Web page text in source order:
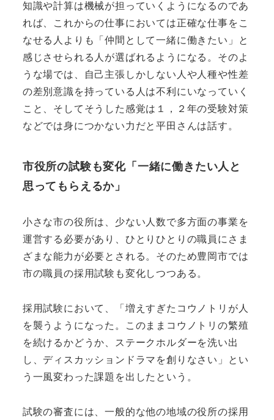
知識や計算は機械が担っていくようになるのであ
れば、これからの仕事においては正確な仕事をこ
なせる人よりも「仲間として一緒に働きたい」と
感じさせられる人が選ばれるようになる。そのよ
うな場では、自己主張しかしない人や人種や性差
の差別意識を持っている人は不利にいなっていく
こと、そしてそうした感覚は１，２年の受験対策
などでは身につかない力だと平田さんは話す。
市役所の試験も変化「一緒に働きたい人と
思ってもらえるか」
小さな市の役所は、少ない人数で多方面の事業を
運営する必要があり、ひとりひとりの職員にさま
ざまな能力が必要とされる。そのため豊岡市では
市の職員の採用試験も変化しつつある。
採用試験において、「増えすぎたコウノトリが人
を襲うようになった。このままコウノトリの繁殖
を続けるかどうか、ステークホルダーを洗い出
し、ディスカッションドラマを創りなさい」とい
う一風変わった課題を出したという。
試験の審査には、一般的な他の地域の役所の採用